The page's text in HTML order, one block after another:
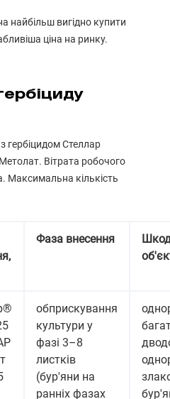
найбільш вигідно купити
ціна на ринку.
гербіцидом Стеллар
Вітрата робочого
Максимальна кількість
Фаза внесення
обприскування
культури у
фазі 3–8
листків
(бур'яни на
ранніх фазах